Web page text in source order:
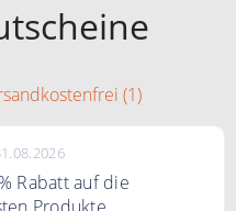
(1)
Rabatt auf die
Produkte